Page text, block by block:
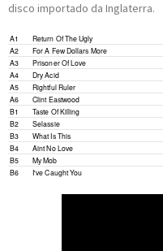
disco importado da Inglaterra.
A1
Return Of The Ugly
A2
For A Few Dollars More
A3
Prisoner Of Love
A4
Dry Acid
A5
Rightful Ruler
A6
Clint Eastwood
B1
Taste Of Killing
B2
Selassie
B3
What Is This
B4
Aint No Love
B5
My Mob
B6
I've Caught You